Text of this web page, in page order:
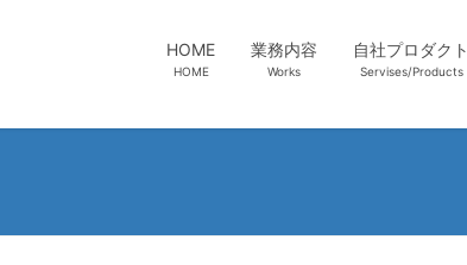
HOME
HOME
業務内容
Works
自社プロダクト
Servises/Products